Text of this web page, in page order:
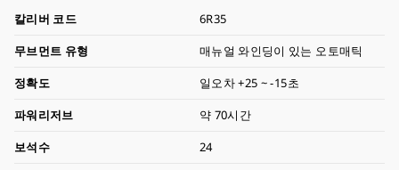
칼리버 코드
6R35
무브먼트 유형
매뉴얼 와인딩이 있는 오토매틱
정확도
일오차 +25 ~ -15초
파워리저브
약 70시간
보석수
24